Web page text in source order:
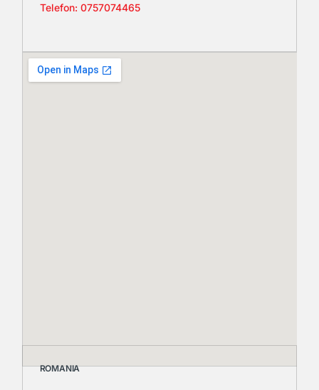
Telefon: 0757074465
ROMANIA